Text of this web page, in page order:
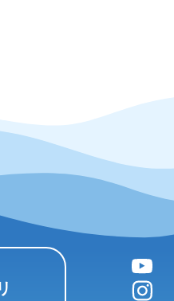
YouTube
instagram